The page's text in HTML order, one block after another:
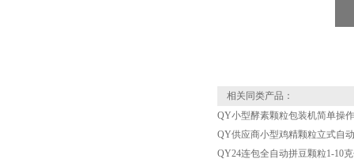
相关同类产品：
QY小型酵素颗粒包装机简单操作
QY供应商小型鸡精颗粒立式自
QY24连包全自动拼豆颗粒1-10